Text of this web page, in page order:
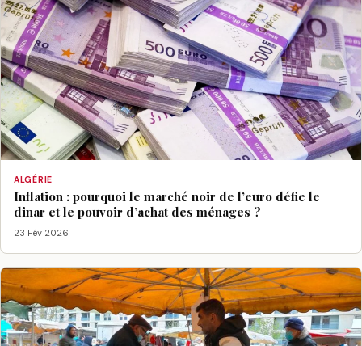
ALGÉRIE
Inflation : pourquoi le marché noir de l’euro défie le
dinar et le pouvoir d’achat des ménages ?
23 Fév 2026